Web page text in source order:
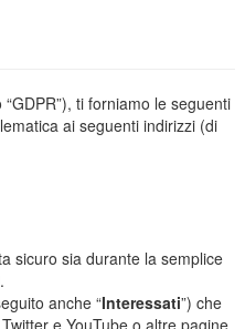
ti forniamo le seguenti
ai seguenti indirizzi (di
sicuro sia durante la semplice
anche “Interessati”) che
e YouTube o altre pagine